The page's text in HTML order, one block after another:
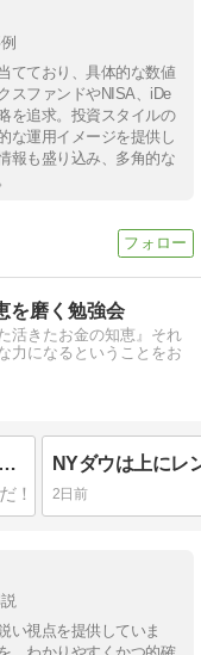
てており、具体的な数値
スファンドやNISA、iDe
を追求。投資スタイルの
な運用イメージを提供し
報も盛り込み、多角的な
を磨く勉強会
活きたお金の知恵』それ
力になるということをお
降トレンドは止まったのか？ NYダウは上にレ
2日前
い視点を提供していま